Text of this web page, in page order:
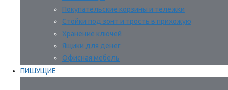
Покупательские корзины и тележки
Стойки под зонт и трость в прихожую
Хранение ключей
Ящики для денег
Офисная мебель
ПИШУЩИЕ